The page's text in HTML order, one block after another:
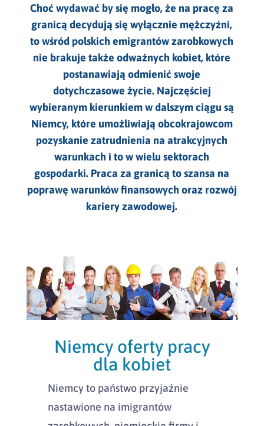
Praca dla par w Niemczech
Praca w rolnictwie Niemcy
Praca dla pokojówek Niemcy
Praca dla ślusarzy Niemcy
Praca dla kobiet Niemcy
Praca dla mężczyzn Niemcy
Praca sezonowa Norwegia
Praca sezonowa bez kwalifikacji
Praca sezonowa dla studentów
Praca sezonowa Hiszpania
Praca sezonowa za granicą
Choć wydawać by się mogło, że na pracę za
granicą decydują się wyłącznie mężczyźni,
to wśród polskich emigrantów zarobkowych
nie brakuje także odważnych kobiet, które
postanawiają odmienić swoje
dotychczasowe życie. Najczęściej
wybieranym kierunkiem w dalszym ciągu są
Niemcy, które umożliwiają obcokrajowcom
pozyskanie zatrudnienia na atrakcyjnych
warunkach i to w wielu sektorach
gospodarki. Praca za granicą to szansa na
poprawę warunków finansowych oraz rozwój
kariery zawodowej.
Niemcy oferty pracy
dla kobiet
Niemcy to państwo przyjaźnie
nastawione na imigrantów